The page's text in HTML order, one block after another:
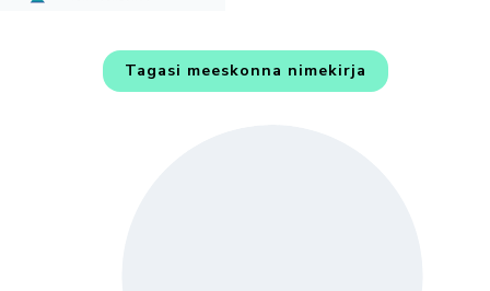
Tagasi meeskonna nimekirja